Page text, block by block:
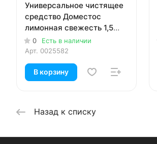
Универсальное чистящее
средство Доместос
лимонная свежесть 1,5
литра
0
Есть в наличии
Арт. 0025582
В корзину
Назад к списку